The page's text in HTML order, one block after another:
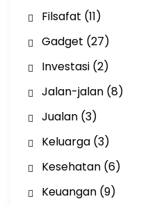
Filsafat (11)
Gadget (27)
Investasi(2)
Jalan-jalan(8)
Jualan(3)
Keluarga(3)
Kesehatan(6)
Keuangan(9)